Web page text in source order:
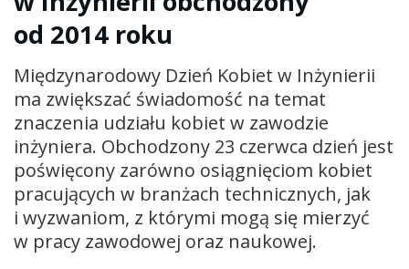
od 2014 roku
Międzynarodowy Dzień Kobiet w Inżynierii
ma zwiększać świadomość na temat
znaczenia udziału kobiet w zawodzie
inżyniera. Obchodzony 23 czerwca dzień jest
poświęcony zarówno osiągnięciom kobiet
pracujących w branżach technicznych, jak
i wyzwaniom, z którymi mogą się mierzyć
w pracy zawodowej oraz naukowej.